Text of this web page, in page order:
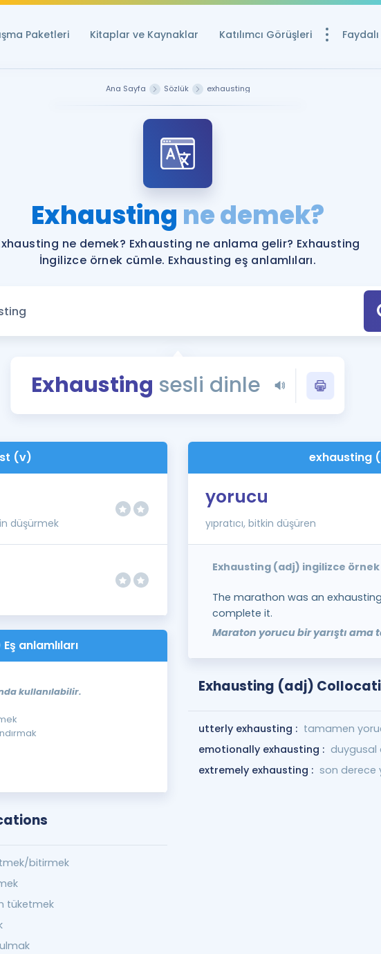
Paketleri Kitaplar ve Kaynaklar Katılımcı Görüşleri
Ücretsiz Kaynaklar
YDS ve YÖKDİL Puan
YDS ve YÖKDİL'e
Tüm ÖSYM Sınavları Tek
YDS - YÖKDİL Tüm
İngilizce Gramer
Remzi Hoca
Ana Sayfa Sözlük exhausting
Exhausting ne demek?
ne demek? Exhausting ne anlama gelir? Exhausting
İngilizce örnek cümle. Exhausting eş anlamlıları.
Exhausting sesli dinle
(v)
düşürmek
anlamlıları
kullanılabilir.
bitirmek
tüketmek
exhausting
yorucu
yıpratıcı, bitkin düşüren
Exhausting (adj) ingilizce
The marathon was an
complete it.
Maraton yorucu bir yarıştı
Exhausting (adj)
utterly exhausting : tamamen
emotionally exhausting : duygusal
extremely exhausting : son derece